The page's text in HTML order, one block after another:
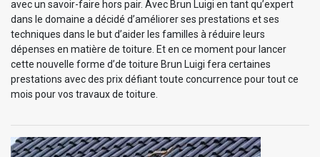
avec un savoir-faire hors pair. Avec Brun Luigi en tant qu’expert
dans le domaine a décidé d’améliorer ses prestations et ses
techniques dans le but d’aider les familles à réduire leurs
dépenses en matière de toiture. Et en ce moment pour lancer
cette nouvelle forme d’de toiture Brun Luigi fera certaines
prestations avec des prix défiant toute concurrence pour tout ce
mois pour vos travaux de toiture.